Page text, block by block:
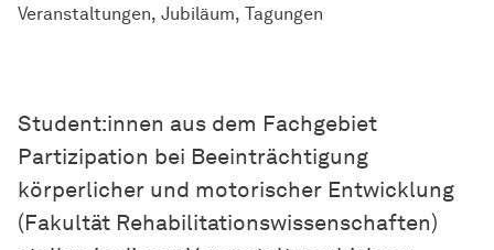
Veranstaltungen Jubiläum Tagungen
Student:innen aus dem Fachgebiet
Partizipation bei Beeinträchtigung
körperlicher und motorischer Entwicklung
(Fakultät Rehabilitationswissenschaften)